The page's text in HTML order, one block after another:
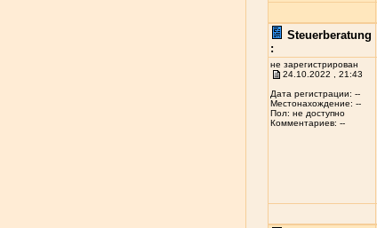
Steuerberatung
:
не зарегистрирован
24.10.2022 , 21:43
Дата регистрации: --
Местонахождение: --
Пол: не доступно
Комментариев: --